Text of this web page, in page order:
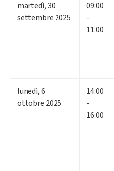
martedì,30
settembre 2025
09:00
-
11:00
lunedì,6
ottobre 2025
14:00
-
16:00